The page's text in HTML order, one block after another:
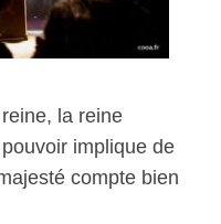
la reine
implique de
compte bien